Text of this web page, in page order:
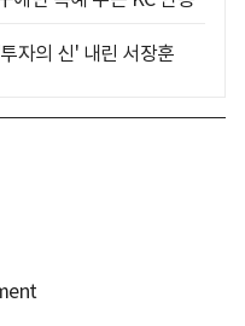
자의 신' 내린 서장훈